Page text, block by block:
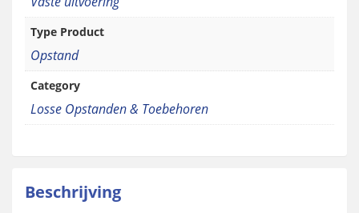
Type Product
Opstand
Category
Losse Opstanden & Toebehoren
Beschrijving